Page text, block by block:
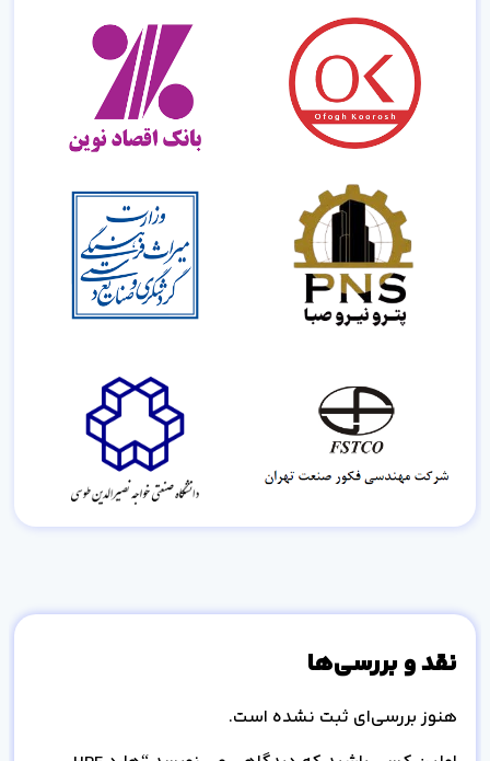
نقد و بررسی‌ها
هنوز بررسی‌ای ثبت نشده است.